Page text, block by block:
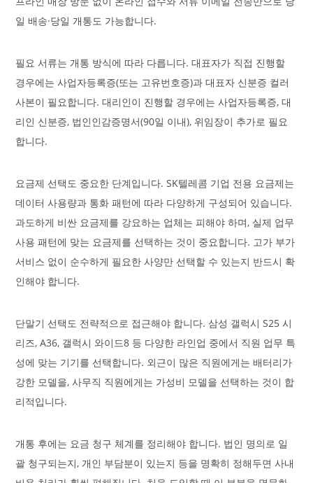
일 배송·당일 개통도 가능합니다.
필요 서류는 개통 방식에 따라 다릅니다. 대표자가 직접 진행할
경우에는 사업자등록증(또는 고유번호증)과 대표자 신분증 컬러
사본이 필요합니다. 대리인이 진행할 경우에는 사업자등록증, 대
리인 신분증, 법인인감증명서(90일 이내), 위임장이 추가로 필요
합니다.
요금제 선택도 중요한 단계입니다. SK텔레콤 기업 전용 요금제는
데이터 사용량과 통화 패턴에 따라 다양하게 구성되어 있습니다.
과도하게 비싼 요금제를 강요하는 업체는 피해야 하며, 실제 업무
사용 패턴에 맞는 요금제를 선택하는 것이 중요합니다. 고가 부가
서비스 없이 순수하게 필요한 사양만 선택할 수 있는지 반드시 확
인해야 합니다.
단말기 선택도 전략적으로 접근해야 합니다. 삼성 갤럭시 S25 시
리즈, A36, 갤럭시 와이드8 등 다양한 라인업 중에서 직원 업무 특
성에 맞는 기기를 선택합니다. 외근이 많은 직원에게는 배터리가
강한 모델을, 사무직 직원에게는 가성비 모델을 선택하는 것이 합
리적입니다.
개통 후에는 요금 청구 체계를 정리해야 합니다. 법인 명의로 일
괄 청구되는지, 개인 부담분이 있는지 등을 명확히 정해두면 사내